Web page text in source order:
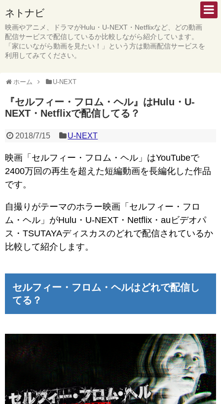
ネトナビ
映画やアニメ、ドラマがHulu・U-NEXT・Netflixなど、どの動画
配信サービスで配信しているか比較しながら紹介しています。
「家にいながら動画を見たい！」という方は動画配信サービスを
利用してみてください。
ホーム U-NEXT
『セルフィー・フロム・ヘル』はHulu・U-
NEXT・Netflixで配信してる？
2018/7/15 U-NEXT
映画「セルフィー・フロム・ヘル」はYouTubeで
2400万回の再生を超えた短編動画を長編化した作品
です。
自撮りがテーマのホラー映画「セルフィー・フロ
ム・ヘル」がHulu・U-NEXT・Netflix・auビデオパ
ス・TSUTAYAディスカスのどれで配信されているか
比較して紹介します。
セルフィー・フロム・ヘルはどれで配信し
てる？